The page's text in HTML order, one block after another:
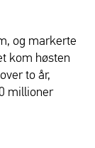
og markerte
kom høsten
to år,
millioner